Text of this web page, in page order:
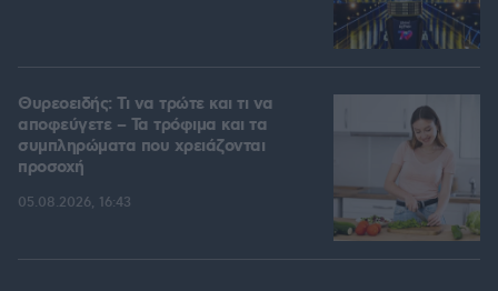
Θυρεοειδής: Τι να τρώτε και τι να
αποφεύγετε – Τα τρόφιμα και τα
συμπληρώματα που χρειάζονται
προσοχή
05.08.2026, 16:43